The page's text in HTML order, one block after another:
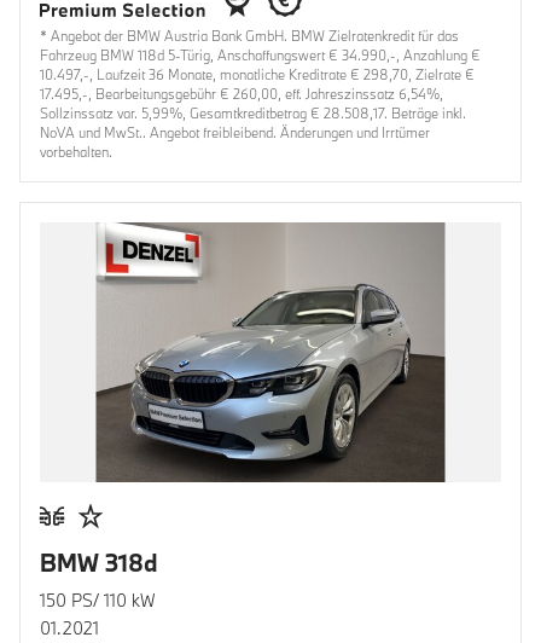
* Angebot der BMW Austria Bank GmbH. BMW Zielratenkredit für das
Fahrzeug BMW 118d 5-Türig, Anschaffungswert € 34.990,-, Anzahlung €
10.497,-, Laufzeit 36 Monate, monatliche Kreditrate € 298,70, Zielrate €
17.495,-, Bearbeitungsgebühr € 260,00, eff. Jahreszinssatz 6,54%,
Sollzinssatz var. 5,99%, Gesamtkreditbetrag € 28.508,17. Beträge inkl.
NoVA und MwSt.. Angebot freibleibend. Änderungen und Irrtümer
vorbehalten.
BMW 318d
150 PS/ 110 kW
01.2021